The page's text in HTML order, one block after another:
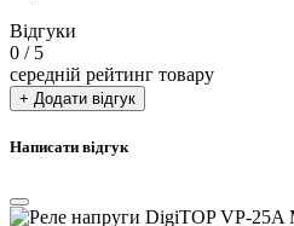
Відгуки
0 / 5
середній рейтинг товару
+ Додати відгук
Написати відгук